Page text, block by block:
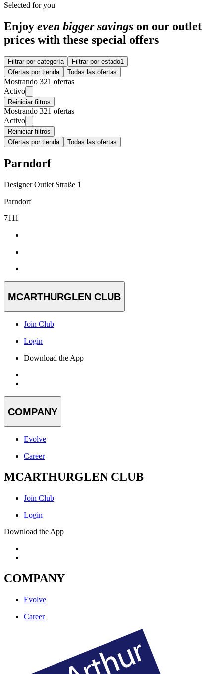
Selected for you
Enjoy even bigger savings on our outlet
prices with these special offers
Filtrar por categoría Filtrar por estado1
Ofertas por tienda
Todas las ofertas
Mostrando 321 ofertas
Activo
Reiniciar filtros
Mostrando 321 ofertas
Activo
Reiniciar filtros
Ofertas por tienda
Todas las ofertas
Parndorf
Designer Outlet Straße 1
Parndorf
7111
MCARTHURGLEN CLUB
Join Club
Login
Download the App
COMPANY
Evolve
Career
MCARTHURGLEN CLUB
Join Club
Login
Download the App
COMPANY
Evolve
Career